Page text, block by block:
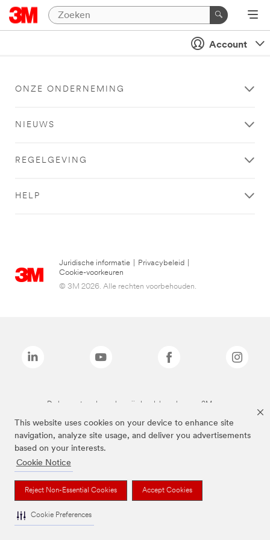
This website uses cookies on your device to enhance site
navigation, analyze site usage, and deliver you advertisements
based on your interests.
Cookie Notice
Reject Non-Essential Cookies Accept Cookies
Cookie Preferences
Account
ONZE ONDERNEMING
NIEUWS
REGELGEVING
HELP
Juridische informatie Privacybeleid
Cookie-voorkeuren
© 3M 2026. Alle rechten voorbehouden.
De bovenstaande merken zijn handelsmerken van 3M.we